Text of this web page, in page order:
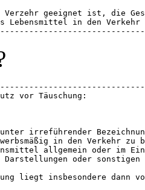
Verzehr geeignet ist, die
Lebensmittel in den Verkehr
vor Täuschung:
irreführender
in den Verkehr zu
allgemein oder im
Darstellungen oder
liegt insbesondere dann